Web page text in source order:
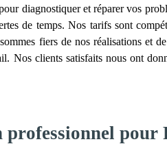
diagnostiquer et réparer vos
de temps. Nos tarifs sont
fiers de nos réalisations et
Nos clients satisfaits nous ont
pour